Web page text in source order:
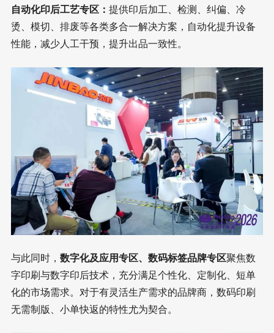
自动化印后工艺专区： 提供印后加工、检测、纠偏、冷
烫、模切、排废等各类多合一解决方案，自动化提升设备
性能，减少人工干预，提升出品一致性。
与此同时， 数字化及应用专区、数码标签品牌专区聚焦数
字印刷与数字印后技术，充分满足个性化、定制化、短单
化的市场需求。对于有灵活生产需求的品牌商，数码印刷
无需制版、小单快返的特性尤为契合。